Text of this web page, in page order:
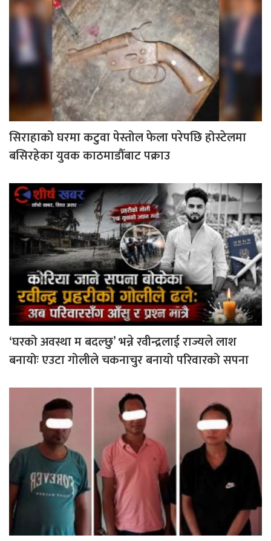
सिराहाको घरमा कटुवा पेस्तोल फेला परेपछि होस्टेलमा
बसिरहेका युवक काठमाडौँबाट पक्राउ
‘घरको अवस्था म बदल्छु’ भन्ने रवीन्द्रलाई राज्यले लाश
बनायोः एउटा गोलीले चकनाचुर बनायो परिवारको सपना